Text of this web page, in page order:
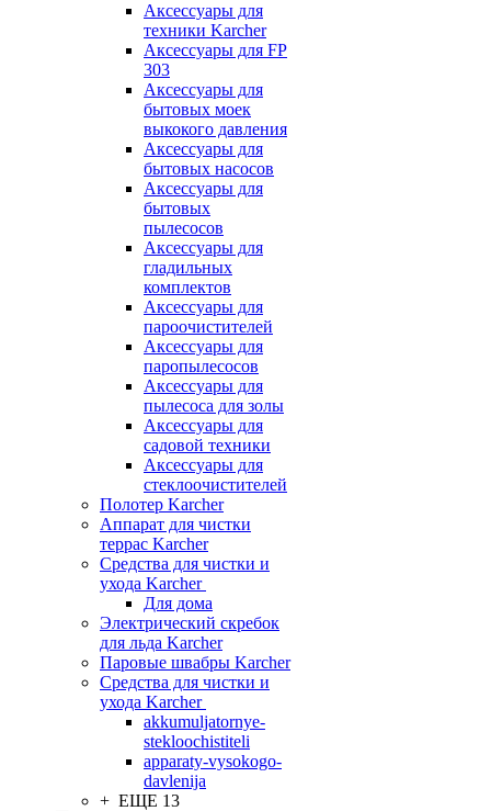
Аксессуары для
техники Karcher
Аксессуары для FP
303
Аксессуары для
бытовых моек
выкокого давления
Аксессуары для
бытовых насосов
Аксессуары для
бытовых
пылесосов
Аксессуары для
гладильных
комплектов
Аксессуары для
пароочистителей
Аксессуары для
паропылесосов
Аксессуары для
пылесоса для золы
Аксессуары для
садовой техники
Аксессуары для
стеклоочистителей
Полотер Karcher
Аппарат для чистки
террас Karcher
Средства для чистки и
ухода Karcher
Для дома
Электрический скребок
для льда Karcher
Паровые швабры Karcher
Средства для чистки и
ухода Karcher
akkumuljatornye-
stekloochistiteli
apparaty-vysokogo-
davlenija
+ ЕЩЕ 13